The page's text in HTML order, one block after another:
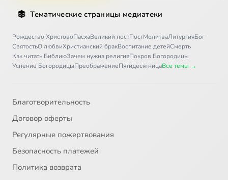
Тематические страницы медиатеки
Рождество ХристовоПасхаВеликий постПостМолитваЛитургияБог
СвятостьО любвиХристианский бракВоспитание детейСмерть
Как читать БиблиюЗачем нужна религияПокров Богородицы
Успение БогородицыПреображениеПятидесятницаВсе темы →
Благотворительность
Договор оферты
Регулярные пожертвования
Безопасность платежей
Политика возврата